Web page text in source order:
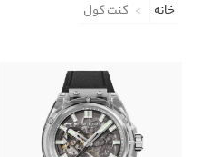
خانه کنت کول